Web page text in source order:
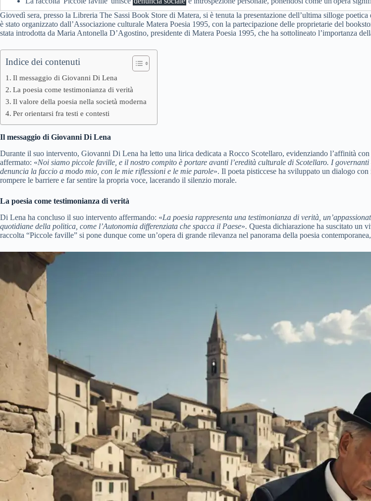
Giovedì sera, presso la Libreria The Sassi Book Store di Matera, si è tenuta la presentazione dell’ultima silloge
è stato organizzato dall’Associazione culturale Matera Poesia 1995, con la partecipazione delle proprietarie del
stata introdotta da Maria Antonella D’Agostino, presidente di Matera Poesia 1995, che ha sottolineato l’importanza
Indice dei contenuti
Il messaggio di Giovanni Di Lena
La poesia come testimonianza di verità
Il valore della poesia nella società moderna
Per orientarsi fra testi e contesti
Il messaggio di Giovanni Di Lena
Durante il suo intervento, Giovanni Di Lena ha letto una lirica dedicata a Rocco Scotellaro, evidenziando l’affinità
affermato: «Noi siamo piccole faville, e il nostro compito è portare avanti l’eredità culturale di Scotellaro. I
denuncia la faccio a modo mio, con le mie riflessioni e le mie parole». Il poeta pisticcese ha sviluppato un dialogo
rompere le barriere e far sentire la propria voce, lacerando il silenzio morale.
La poesia come testimonianza di verità
Di Lena ha concluso il suo intervento affermando: «La poesia rappresenta una testimonianza di verità,
quotidiane della politica, come l’Autonomia differenziata che spacca il Paese». Questa dichiarazione ha suscitato un
raccolta “Piccole faville” si pone dunque come un’opera di grande rilevanza nel panorama della poesia